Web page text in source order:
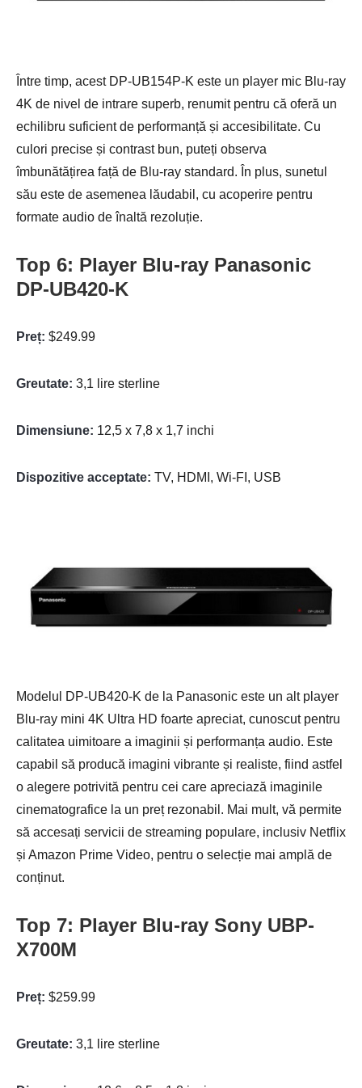
Între timp, acest DP-UB154P-K este un player mic Blu-ray
4K de nivel de intrare superb, renumit pentru că oferă un
echilibru suficient de performanță și accesibilitate. Cu
culori precise și contrast bun, puteți observa
îmbunătățirea față de Blu-ray standard. În plus, sunetul
său este de asemenea lăudabil, cu acoperire pentru
formate audio de înaltă rezoluție.
Top 6: Player Blu-ray Panasonic
DP-UB420-K
Preț: $249.99
Greutate: 3,1 lire sterline
Dimensiune: 12,5 x 7,8 x 1,7 inchi
Dispozitive acceptate: TV, HDMI, Wi-FI, USB
Modelul DP-UB420-K de la Panasonic este un alt player
Blu-ray mini 4K Ultra HD foarte apreciat, cunoscut pentru
calitatea uimitoare a imaginii și performanța audio. Este
capabil să producă imagini vibrante și realiste, fiind astfel
o alegere potrivită pentru cei care apreciază imaginile
cinematografice la un preț rezonabil. Mai mult, vă permite
să accesați servicii de streaming populare, inclusiv Netflix
și Amazon Prime Video, pentru o selecție mai amplă de
conținut.
Top 7: Player Blu-ray Sony UBP-
X700M
Preț: $259.99
Greutate: 3,1 lire sterline